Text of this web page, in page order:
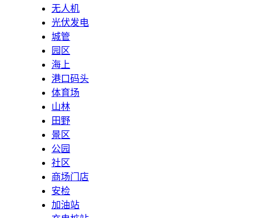
无人机
光伏发电
城管
园区
海上
港口码头
体育场
山林
田野
景区
公园
社区
商场门店
安检
加油站